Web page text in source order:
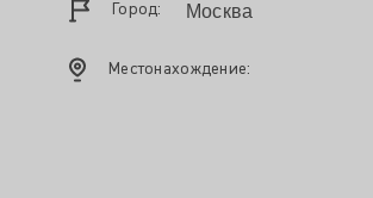
Город:
Местонахождение: